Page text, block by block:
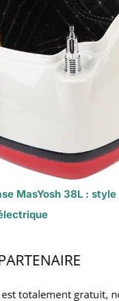
MasYosh 38L :